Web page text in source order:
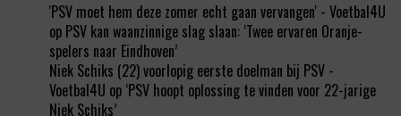
'PSV moet hem deze zomer echt gaan vervangen' - Voetbal4U
op PSV kan waanzinnige slag slaan: ‘Twee ervaren Oranje-
spelers naar Eindhoven’
Niek Schiks (22) voorlopig eerste doelman bij PSV -
Voetbal4U op ‘PSV hoopt oplossing te vinden voor 22-jarige
Niek Schiks’